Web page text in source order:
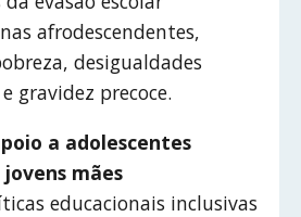
afrodescendentes,
desigualdades
gravidez precoce.
a adolescentes
mães
educacionais inclusivas